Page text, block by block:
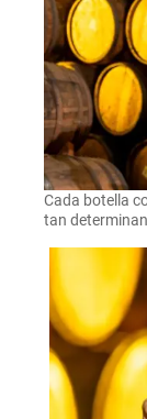
Cada botella
tan